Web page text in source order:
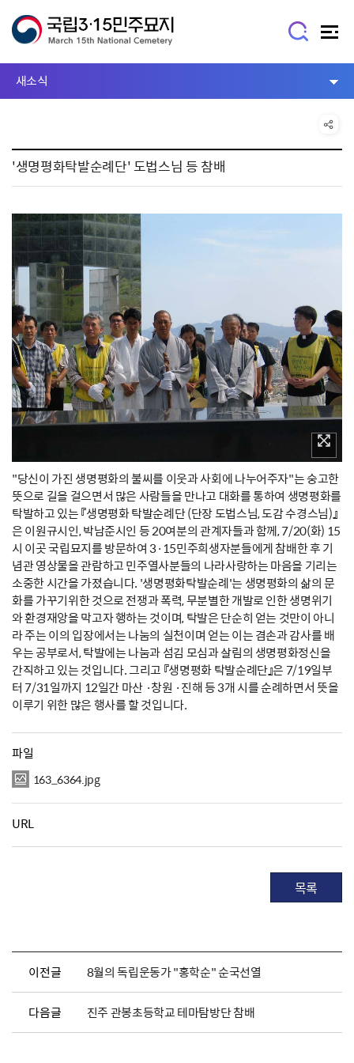
새소식
'생명평화탁발순례단' 도법스님 등 참배
"당신이 가진 생명평화의 불씨를 이웃과 사회에 나누어주자"는 숭고한
뜻으로 길을 걸으면서 많은 사람들을 만나고 대화를 통하여 생명평화를
탁발하고 있는 『생명평화 탁발순례단 (단장 도법스님, 도감 수경스님)』
은 이원규시인, 박남준시인 등 20여분의 관계자들과 함께, 7/20(화) 15
시 이곳 국립묘지를 방문하여 3·15민주희생자분들에게 참배한 후 기
념관 영상물을 관람하고 민주열사분들의 나라사랑하는 마음을 기리는
소중한 시간을 가졌습니다. '생명평화탁발순례'는 생명평화의 삶의 문
화를 가꾸기위한 것으로 전쟁과 폭력, 무분별한 개발로 인한 생명위기
와 환경재앙을 막고자 행하는 것이며, 탁발은 단순히 얻는 것만이 아니
라 주는 이의 입장에서는 나눔의 실천이며 얻는 이는 겸손과 감사를 배
우는 공부로서, 탁발에는 나눔과 섬김 모심과 살림의 생명평화정신을
간직하고 있는 것입니다. 그리고 『생명평화 탁발순례단』은 7/19일부
터 7/31일까지 12일간 마산 ·창원 ·진해 등 3개 시를 순례하면서 뜻을
이루기 위한 많은 행사를 할 것입니다.
파일
163_6364.jpg
URL
목록
이전글 8월의 독립운동가 "홍학순" 순국선열
다음글 진주 관봉초등학교 테마탐방단 참배